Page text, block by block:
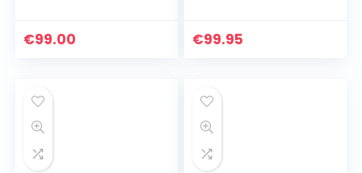
€99.00
or 50+, strandtent
€99.95